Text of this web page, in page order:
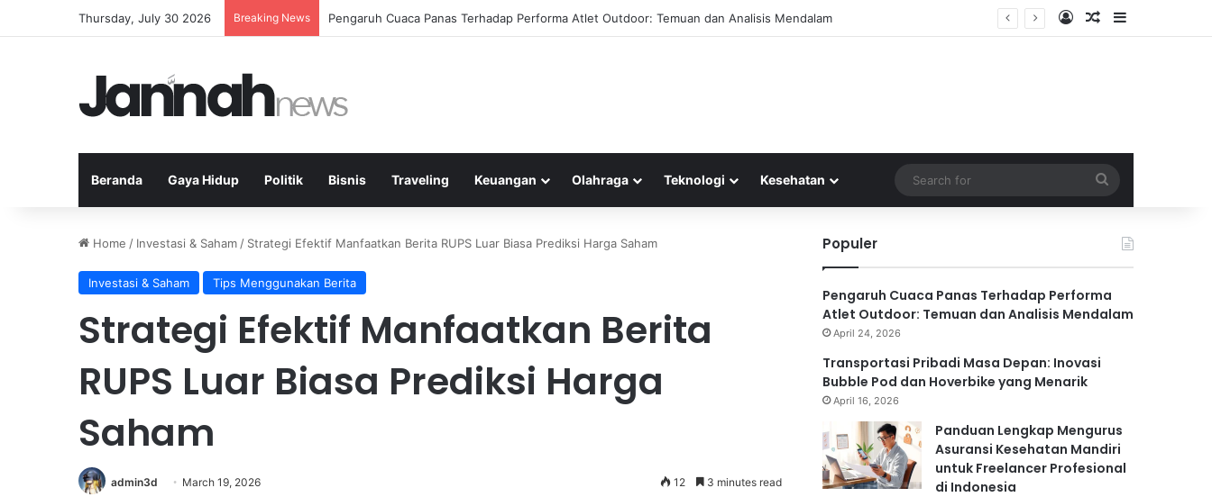
Thursday, July 30 2026 Breaking News Transportasi Pribadi Masa Depan: Inovasi Bubble Pod dan Hoverbike yang Menarik Log InRandom Article
Sidebar
Beranda Gaya Hidup Politik Bisnis Traveling Keuangan Olahraga Teknologi Kesehatan
for
Home / Investasi & Saham / Strategi Efektif Manfaatkan Berita RUPS Luar Biasa Prediksi Harga Saham
Investasi & Saham Tips Menggunakan Berita
Strategi Efektif Manfaatkan Berita
RUPS Luar Biasa Prediksi Harga
Saham
admin3d March 19, 2026 12 3 minutes read
Populer
Pengaruh Cuaca Panas Terhadap Performa
Atlet Outdoor: Temuan dan Analisis Mendalam
April 24, 2026
Transportasi Pribadi Masa Depan: Inovasi
Bubble Pod dan Hoverbike yang Menarik
April 16, 2026
Panduan Lengkap Mengurus
Asuransi Kesehatan Mandiri
untuk Freelancer Profesional
di Indonesia